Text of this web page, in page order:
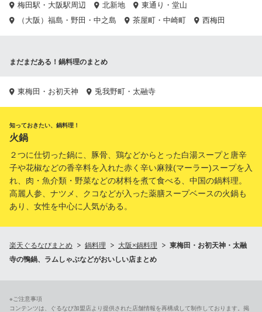
梅田駅・大阪駅周辺 北新地
東通り・堂山
（大阪）福島・野田・中之島
茶屋町・中崎町 西梅田
まだまだある！鍋料理のまとめ
東梅田・お初天神 兎我野町・太融寺
知っておきたい、鍋料理！
火鍋
２つに仕切った鍋に、豚骨、鶏などからとった白湯スープと唐辛
子や花椒などの香辛料を入れた赤く辛い麻辣(マーラー)スープを入
れ、肉・魚介類・野菜などの材料を煮て食べる、中国の鍋料理。
高麗人参、ナツメ、クコなどが入った薬膳スープベースの火鍋も
あり、女性を中心に人気がある。
楽天ぐるなびまとめ 鍋料理 大阪×鍋料理
東梅田・お初天神・太融
寺の鴨鍋、ラムしゃぶなどがおいしい店まとめ
※ご注意事項
コンテンツは、ぐるなび加盟店より提供された店舗情報を再構成して制作しております。掲